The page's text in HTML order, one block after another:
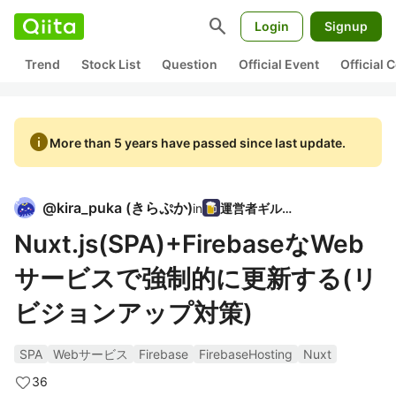
search Login Signup
Trend Stock List Question Official Event Official
infoMore than 5 years have passed since last update.
@kira_puka (きらぷか)in 運営者ギルド
Nuxt.js(SPA)+FirebaseなWeb
サービスで強制的に更新する(リ
ビジョンアップ対策)
SPA Webサービス Firebase FirebaseHosting
Nuxt
36